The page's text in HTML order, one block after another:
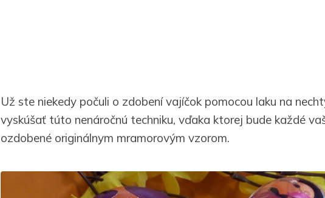
Už ste niekedy počuli o zdobení vajíčok pomocou laku na
vyskúšať túto nenáročnú techniku, vďaka ktorej bude každé
ozdobené originálnym mramorovým vzorom.